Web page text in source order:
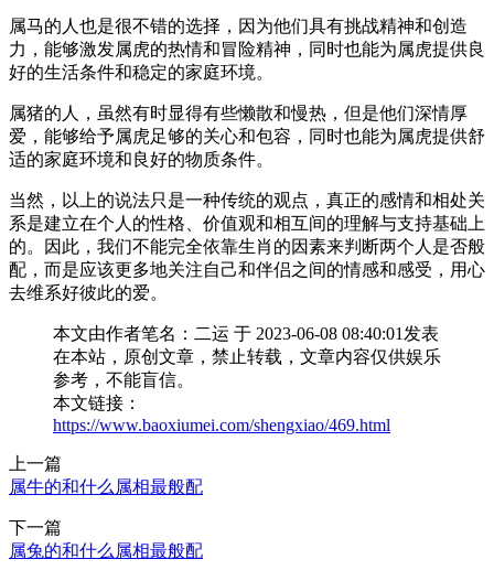
属马的人也是很不错的选择，因为他们具有挑战精神和创造
力，能够激发属虎的热情和冒险精神，同时也能为属虎提供良
好的生活条件和稳定的家庭环境。
属猪的人，虽然有时显得有些懒散和慢热，但是他们深情厚
爱，能够给予属虎足够的关心和包容，同时也能为属虎提供舒
适的家庭环境和良好的物质条件。
当然，以上的说法只是一种传统的观点，真正的感情和相处关
系是建立在个人的性格、价值观和相互间的理解与支持基础上
的。因此，我们不能完全依靠生肖的因素来判断两个人是否般
配，而是应该更多地关注自己和伴侣之间的情感和感受，用心
去维系好彼此的爱。
本文由作者笔名：二运 于 2023-06-08 08:40:01发表
在本站，原创文章，禁止转载，文章内容仅供娱乐
参考，不能盲信。
本文链接：
https://www.baoxiumei.com/shengxiao/469.html
上一篇
属牛的和什么属相最般配
下一篇
属兔的和什么属相最般配